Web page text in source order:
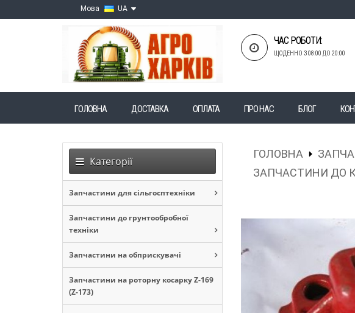
Мова UA
ЧАС РОБОТИ:
ЩОДЕННО З 08:00 ДО 20:00
ГОЛОВНА ДОСТАВКА ОПЛАТА ПРО НАС БЛОГ
Категорії
Запчастини для сільгосптехніки
Запчастини до грунтообробної
техніки
Запчастини на обприскувачі
Запчастини на роторну косарку Z-169
(Z-173)
ГОЛОВНА
ЗАПЧАСТИНИ ДО